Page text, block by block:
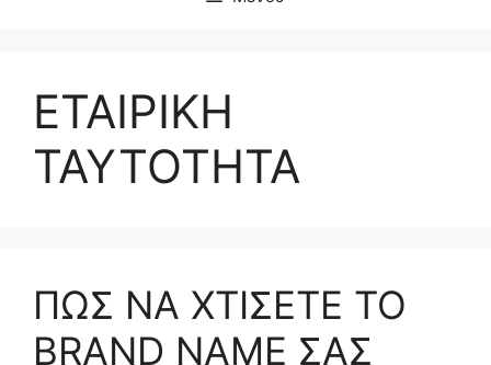
ΕΤΑΙΡΙΚΗ
ΤΑΥΤΟΤΗΤΑ
ΠΩΣ ΝΑ ΧΤΙΣΕΤΕ ΤΟ
BRAND NAME ΣΑΣ